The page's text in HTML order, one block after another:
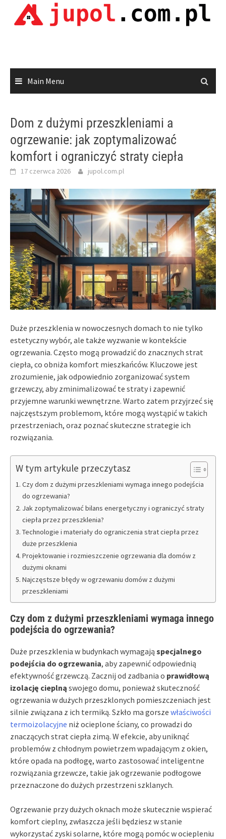
Main Menu
Dom z dużymi przeszkleniami a
ogrzewanie: jak zoptymalizować
komfort i ograniczyć straty ciepła
17 czerwca 2026 jupol.com.pl
Duże przeszklenia w nowoczesnych domach to nie tylko
estetyczny wybór, ale także wyzwanie w kontekście
ogrzewania. Często mogą prowadzić do znacznych strat
ciepła, co obniża komfort mieszkańców. Kluczowe jest
zrozumienie, jak odpowiednio zorganizować system
grzewczy, aby zminimalizować te straty i zapewnić
przyjemne warunki wewnętrzne. Warto zatem przyjrzeć się
najczęstszym problemom, które mogą wystąpić w takich
przestrzeniach, oraz poznać skuteczne strategie ich
rozwiązania.
W tym artykule przeczytasz
Czy dom z dużymi przeszkleniami wymaga innego podejścia
do ogrzewania?
Jak zoptymalizować bilans energetyczny i ograniczyć straty
ciepła przez przeszklenia?
Technologie i materiały do ograniczenia strat ciepła przez
duże przeszklenia
Projektowanie i rozmieszczenie ogrzewania dla domów z
dużymi oknami
Najczęstsze błędy w ogrzewaniu domów z dużymi
przeszkleniami
Czy dom z dużymi przeszkleniami wymaga innego
podejścia do ogrzewania?
Duże przeszklenia w budynkach wymagają specjalnego
podejścia do ogrzewania, aby zapewnić odpowiednią
efektywność grzewczą. Zacznij od zadbania o prawidłową
izolację cieplną swojego domu, ponieważ skuteczność
ogrzewania w dużych przeszklonych pomieszczeniach jest
silnie związana z ich termiką. Szkło ma gorsze właściwości
termoizolacyjne niż ocieplone ściany, co prowadzi do
znaczących strat ciepła zimą. W efekcie, aby uniknąć
problemów z chłodnym powietrzem wpadającym z okien,
które opada na podłogę, warto zastosować inteligentne
rozwiązania grzewcze, takie jak ogrzewanie podłogowe
przeznaczone do dużych przestrzeni szklanych.
Ogrzewanie przy dużych oknach może skutecznie wspierać
komfort cieplny, zwłaszcza jeśli będziesz w stanie
wykorzystać zyski solarne, które mogą pomóc w ociepleniu